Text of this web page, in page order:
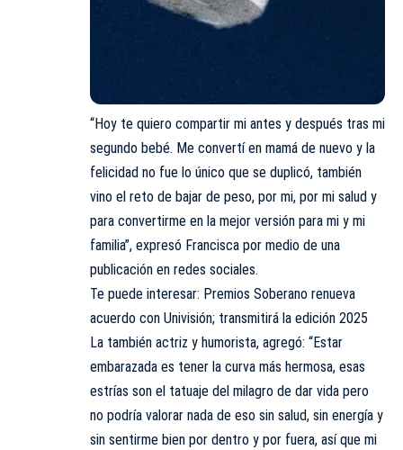
“Hoy te quiero compartir mi antes y después tras mi
segundo bebé. Me convertí en mamá de nuevo y la
felicidad no fue lo único que se duplicó, también
vino el reto de bajar de peso, por mi, por mi salud y
para convertirme en la mejor versión para mi y mi
familia”, expresó Francisca por medio de una
publicación en redes sociales.
Te puede interesar: Premios Soberano renueva
acuerdo con Univisión; transmitirá la edición 2025
La también actriz y humorista, agregó: “Estar
embarazada es tener la curva más hermosa, esas
estrías son el tatuaje del milagro de dar vida pero
no podría valorar nada de eso sin salud, sin energía y
sin sentirme bien por dentro y por fuera, así que mi